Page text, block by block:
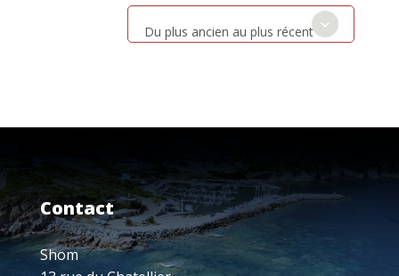
Du plus ancien au plus récent
Contact
Shom